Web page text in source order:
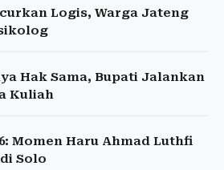
Logis, Warga Jateng
Hak Sama, Bupati Jalankan
Kuliah
Momen Haru Ahmad Luthfi
Solo